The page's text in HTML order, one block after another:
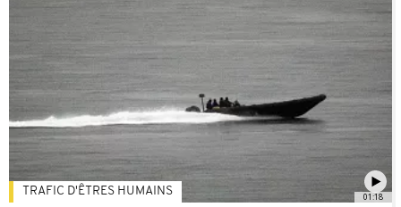
01:18
TRAFIC D'ÊTRES HUMAINS